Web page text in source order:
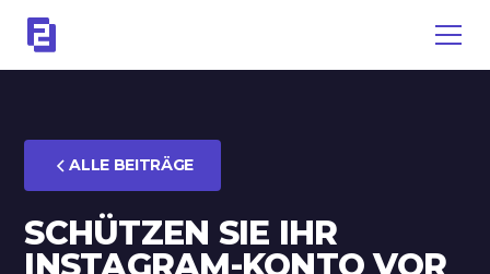
ALLE BEITRÄGE
SCHÜTZEN SIE IHR
INSTAGRAM-KONTO VOR